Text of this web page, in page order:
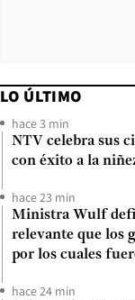
LO ÚLTIMO
hace 3 min
NTV celebra sus
con éxito a la
hace 23 min
Ministra Wulf
relevante que los
por los cuales
hace 24 min